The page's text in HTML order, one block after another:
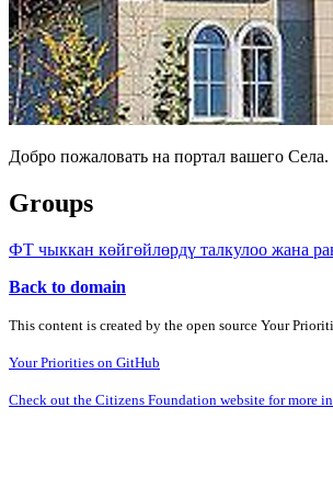
Добро пожаловать на портал вашего
Groups
ФТ чыккан көйгөйлөрдү талкулоо жана
Back to domain
This content is created by the open source Your
Your Priorities on GitHub
Check out the Citizens Foundation website for more